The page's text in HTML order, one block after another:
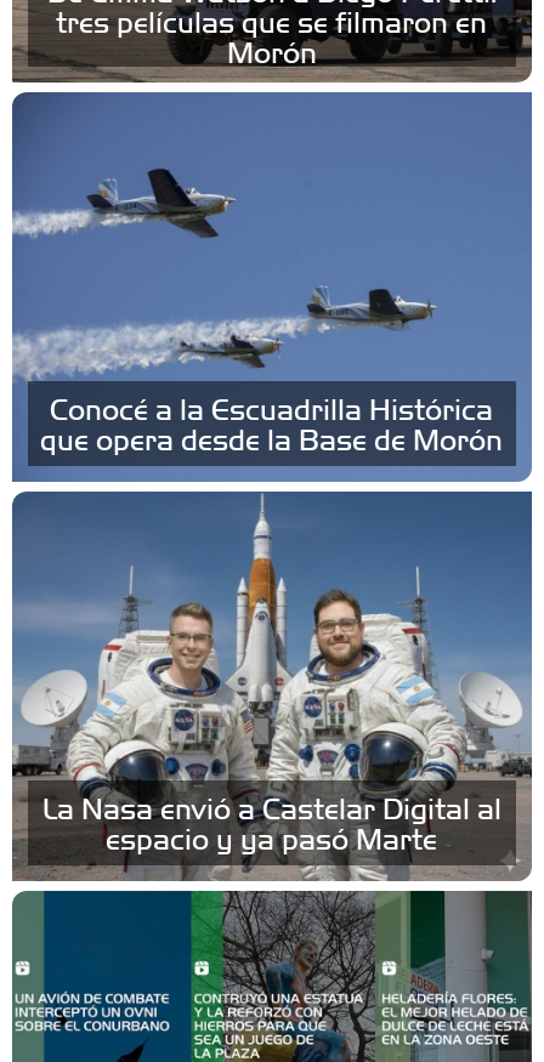
tres películas que se filmaron en
Morón
Conocé a la Escuadrilla Histórica
que opera desde la Base de Morón
La Nasa envió a Castelar Digital al
espacio y ya pasó Marte